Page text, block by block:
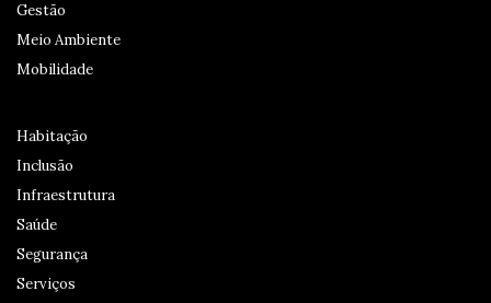
Gestão
Meio Ambiente
Mobilidade
Habitação
Inclusão
Infraestrutura
Saúde
Segurança
Serviços